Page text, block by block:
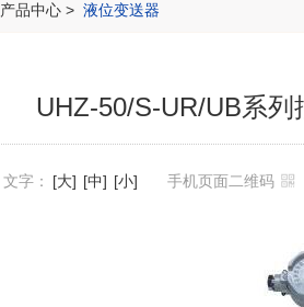
产品中心 > 液位变送器
UHZ-50/S-UR/UB系
文字： [大] [中] [小] 手机页面二维码